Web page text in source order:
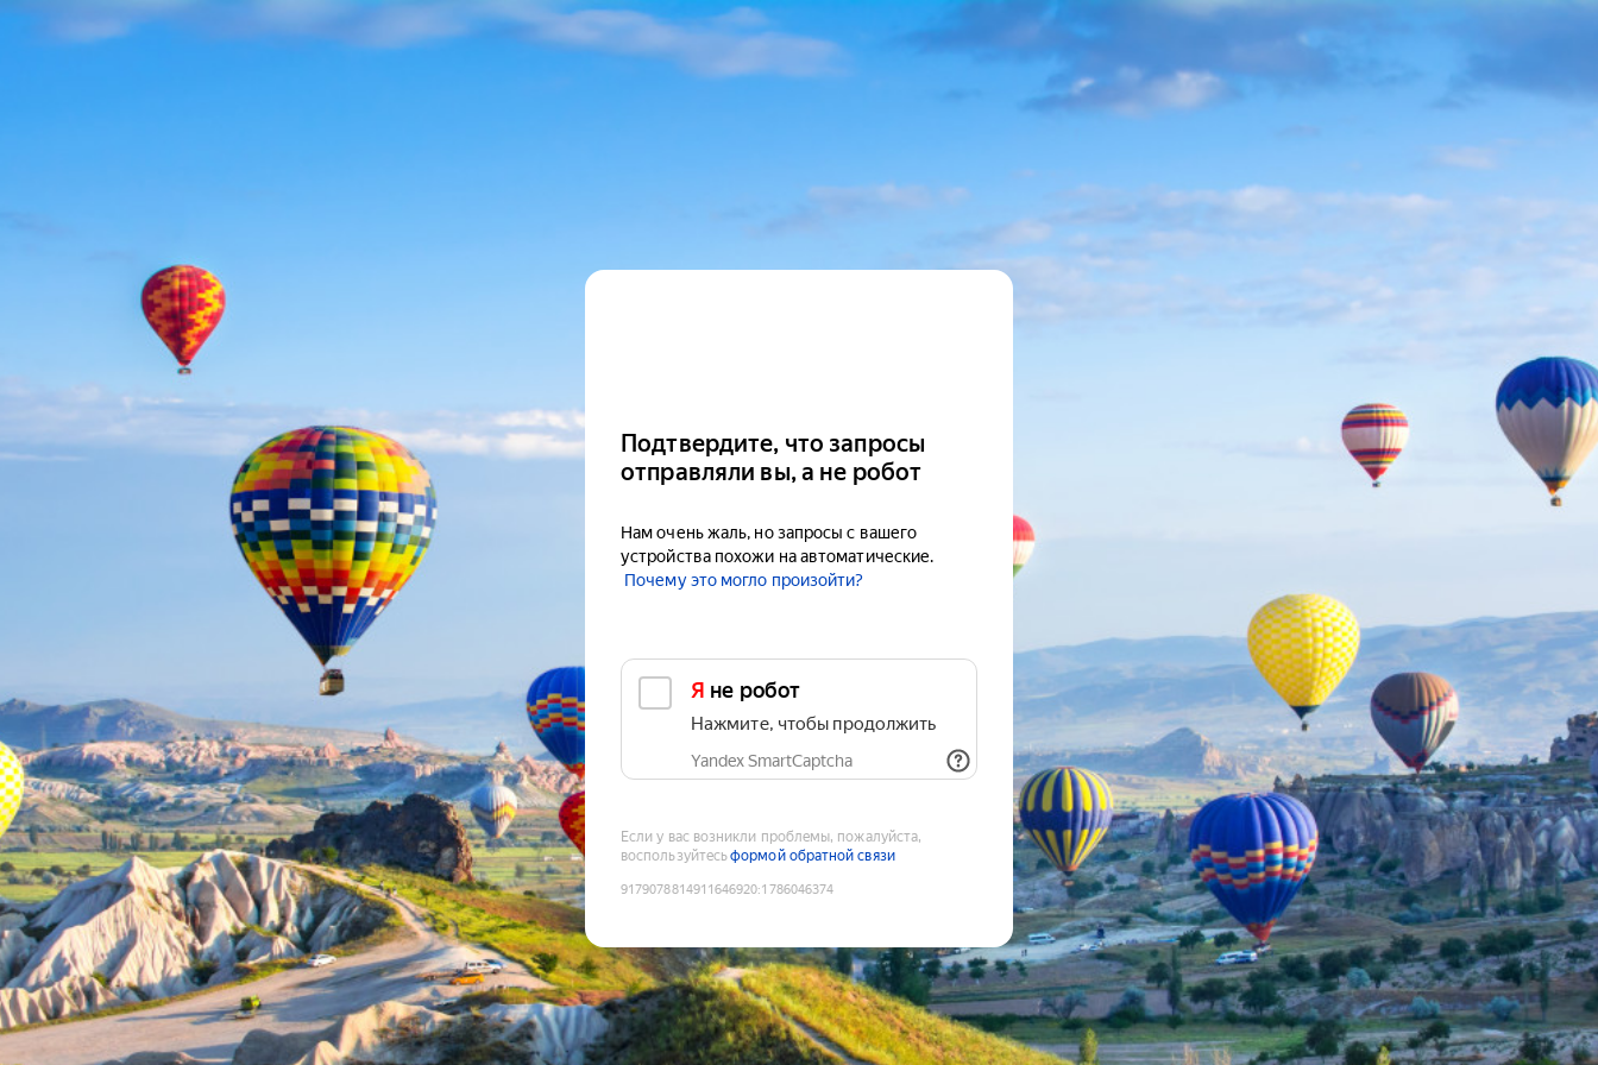
Подтвердите, что запросы
отправляли вы, а не робот
Нам очень жаль, но запросы с вашего
устройства похожи на автоматические.
Почему это могло произойти?
Я не робот
Нажмите, чтобы продолжить
Yandex SmartCaptcha
Если у вас возникли проблемы, пожалуйста,
воспользуйтесьформой обратной связи
9179078814911646920:1786046374